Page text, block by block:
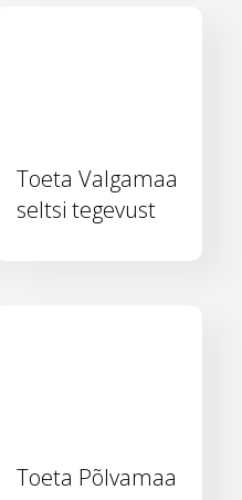
Toeta Valgamaa
seltsi tegevust
Toeta Põlvamaa